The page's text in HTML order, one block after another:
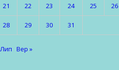
21 22 23 24 25 26
28 29 30 31
Вер »